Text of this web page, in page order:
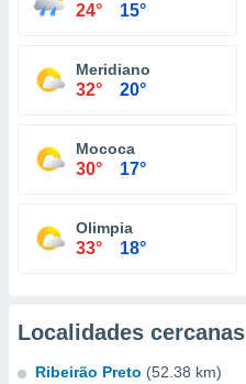
24° 15°
Meridiano
32° 20°
Mococa
30° 17°
Olimpia
33° 18°
Localidades cercanas
Ribeirão Preto (52.38 km)